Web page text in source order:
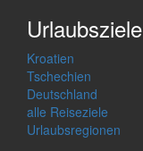
Urlaubsziele
Kroatien
Tschechien
Deutschland
alle Reiseziele
Urlaubsregionen